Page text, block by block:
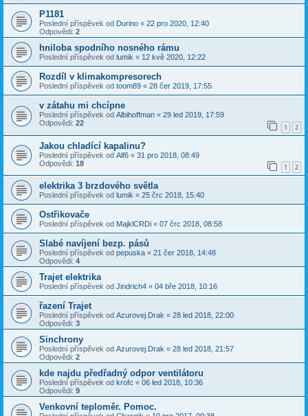
P1181
Poslední příspěvek od Durino « 22 pro 2020, 12:40
Odpovědi: 2
hniloba spodního nosného rámu
Poslední příspěvek od lumik « 12 kvě 2020, 12:22
Rozdíl v klimakompresorech
Poslední příspěvek od toom89 « 28 čer 2019, 17:55
v zátahu mi chcípne
Poslední příspěvek od Albihoffman « 29 led 2019, 17:59
Odpovědi: 22 1 2
Jakou chladící kapalinu?
Poslední příspěvek od Alf6 « 31 pro 2018, 08:49
Odpovědi: 18 1 2
elektrika 3 brzdového světla
Poslední příspěvek od lumik « 25 črc 2018, 15:40
Ostřikovače
Poslední příspěvek od MajklCRDi « 07 črc 2018, 08:58
Slabé navíjení bezp. pásů
Poslední příspěvek od pepuska « 21 čer 2018, 14:48
Odpovědi: 4
Trajet elektrika
Poslední příspěvek od Jindrich4 « 04 bře 2018, 10:16
řazení Trajet
Poslední příspěvek od Azurovej.Drak « 28 led 2018, 22:00
Odpovědi: 3
Sinchrony
Poslední příspěvek od Azurovej.Drak « 28 led 2018, 21:57
Odpovědi: 2
kde najdu předřadný odpor ventilátoru
Poslední příspěvek od krofc « 06 led 2018, 10:36
Odpovědi: 9
Venkovní teploměr. Pomoc.